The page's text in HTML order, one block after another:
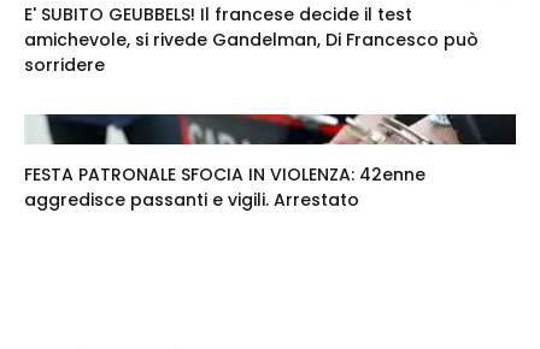
E' SUBITO GEUBBELS! Il francese decide il test
amichevole, si rivede Gandelman, Di Francesco può
sorridere
FESTA PATRONALE SFOCIA IN VIOLENZA: 42enne
aggredisce passanti e vigili. Arrestato